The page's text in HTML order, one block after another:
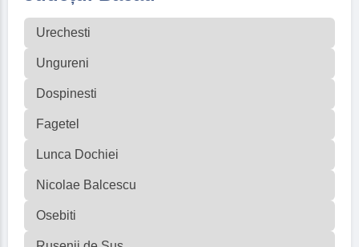
Urechesti
Ungureni
Dospinesti
Fagetel
Lunca Dochiei
Nicolae Balcescu
Osebiti